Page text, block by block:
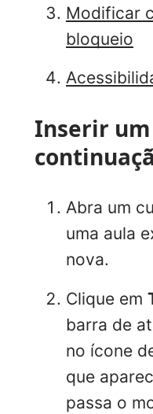
Modificar
bloqueio
Inserir
Abra um
uma aula
nova.
Clique em
barra de
no ícone
que
passa o